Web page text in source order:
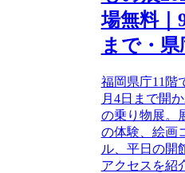
場無料｜
まで・県
福岡県庁11階
月4日まで開
の乗り物展。
の体験、絵画
ル、平日の開
アクセスを紹